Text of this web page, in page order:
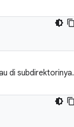
di subdirektorinya.